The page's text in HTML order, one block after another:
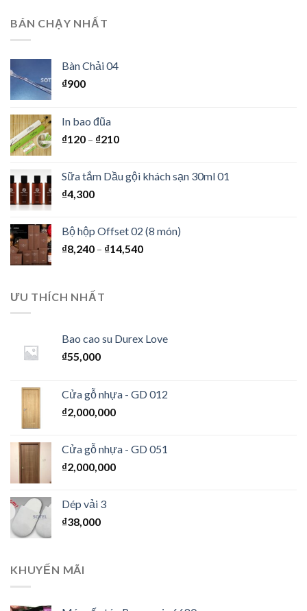
BÁN CHẠY NHẤT
Bàn Chải 04
₫900
In bao đũa
₫120 – ₫210
Sữa tắm Dầu gội khách sạn 30ml 01
₫4,300
Bộ hộp Offset 02 (8 món)
₫8,240 – ₫14,540
ƯU THÍCH NHẤT
Bao cao su Durex Love
₫55,000
Cửa gỗ nhựa - GD 012
₫2,000,000
Cửa gỗ nhựa - GD 051
₫2,000,000
Dép vải 3
₫38,000
KHUYẾN MÃI